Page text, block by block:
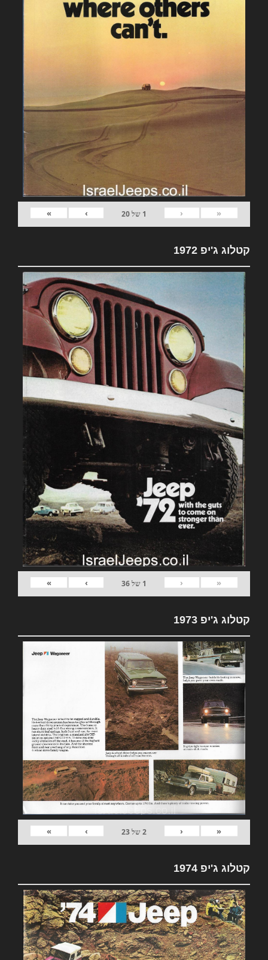
«
‹
1 של20
›
»
קטלוג ג'יפ 1972
«
‹
1 של36
›
»
קטלוג ג'יפ 1973
«
‹
2של23
›
»
קטלוג ג'יפ 1974